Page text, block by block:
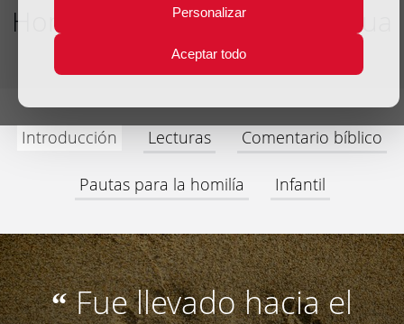
Personalizar
Aceptar todo
Homilía VII Domingo de Pascua
Año litúrgico 2024 - 2025 - (Ciclo C)
Introducción Lecturas Comentario bíblico
Pautas para la homilía Infantil
“Fue llevado hacia el